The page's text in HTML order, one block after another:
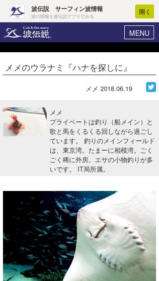
波伝説 サーフィン波情報
波の情報を波伝説アプリでみる
開く
MENU
ヘルプ マイホーム
ログイン
波情報･概況
WAVE HUNTER波予想ツール
サーフィンエリアガイド
会員メニュー
今月のプレゼント
メメのウラナミ『ハナを探しに』
メメ 2018.06.19
メメ
プライベートは釣り（船メイン）と
歌と馬をくるくる回しながら過ごし
ています。 釣りのメインフィールド
は、東京湾。たまーに相模湾。ごく
ごく稀に外房。エサの小物釣りが多
いです。 IT局所属。
Core Surf Japan
ファッション/グッズ
アート＆エンタメ
ショップ情報
ショップ情報
湘南
千葉北
伊豆
ウラナミ
お知らせ
その他
ルール＆How to